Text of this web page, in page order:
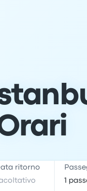
ritorno